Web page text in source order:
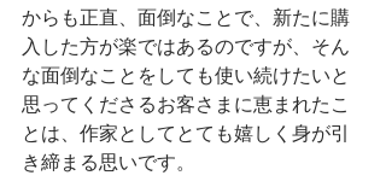
からも正直、面倒なことで、新たに購
入した方が楽ではあるのですが、そん
な面倒なことをしても使い続けたいと
思ってくださるお客さまに恵まれたこ
とは、作家としてとても嬉しく身が引
き締まる思いです。